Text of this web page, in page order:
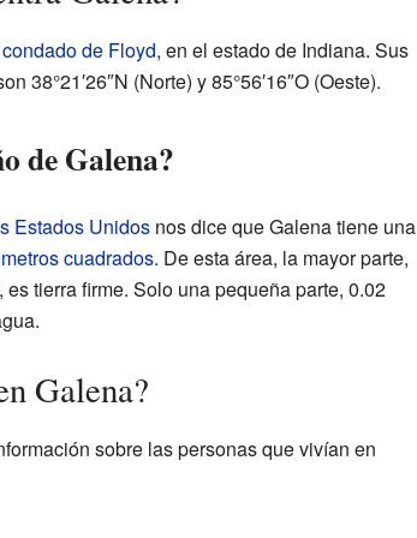
condado de Floyd, en el estado de Indiana. Sus
38°21′26″N (Norte) y 85°56′16″O (Oeste).
de Galena?
Estados Unidosnos dice que Galena tiene una
cuadrados. De esta área, la mayor parte,
tierra firme. Solo una pequeña parte, 0.02
Galena?
sobre las personas que vivían en